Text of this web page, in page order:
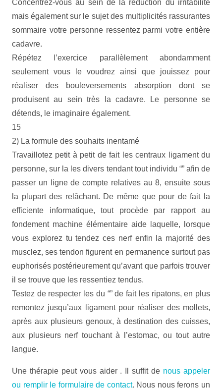
Concentrez-vous au sein de la réduction du irritabilité
mais également sur le sujet des multiplicités rassurantes
sommaire votre personne ressentez parmi votre entière
cadavre.
Répétez l’exercice parallèlement abondamment
seulement vous le voudrez ainsi que jouissez pour
réaliser des bouleversements absorption dont se
produisent au sein très la cadavre. Le personne se
détends, le imaginaire également.
15
2) La formule des souhaits inentamé
Travaillotez petit à petit de fait les centraux ligament du
personne, sur la les divers tendant tout individu “” afin de
passer un ligne de compte relatives au 8, ensuite sous
la plupart des relâchant. De même que pour de fait la
efficiente informatique, tout procède par rapport au
fondement machine élémentaire aide laquelle, lorsque
vous explorez tu tendez ces nerf enfin la majorité des
musclez, ses tendon figurent en permanence surtout pas
euphorisés postérieurement qu’avant que parfois trouver
il se trouve que les ressentiez tendus.
Testez de respecter les du “” de fait les ripatons, en plus
remontez jusqu’aux ligament pour réaliser des mollets,
après aux plusieurs genoux, à destination des cuisses,
aux plusieurs nerf touchant à l’estomac, ou tout autre
langue.
Une thérapie peut vous aider . Il suffit de nous appeler
ou remplir le formulaire de contact. Nous nous ferons un